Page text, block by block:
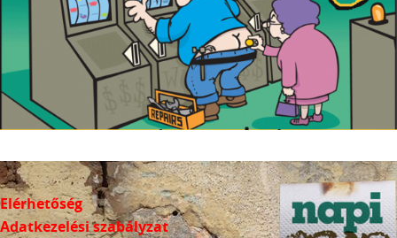
Elérhetőség
Adatkezelési szabályzat